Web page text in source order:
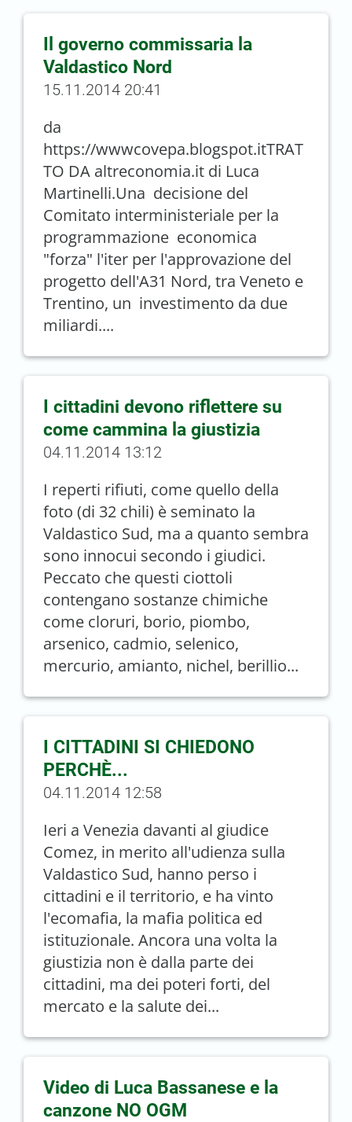
Il governo commissaria la
Valdastico Nord
15.11.2014 20:41
da
https://wwwcovepa.blogspot.itTRAT
TO DA altreconomia.it di Luca
Martinelli.Una decisione del
Comitato interministeriale per la
programmazione economica
"forza" l'iter per l'approvazione del
progetto dell'A31 Nord, tra Veneto e
Trentino, un investimento da due
miliardi....
I cittadini devono riflettere su
come cammina la giustizia
04.11.2014 13:12
I reperti rifiuti, come quello della
foto (di 32 chili) è seminato la
Valdastico Sud, ma a quanto sembra
sono innocui secondo i giudici.
Peccato che questi ciottoli
contengano sostanze chimiche
come cloruri, borio, piombo,
arsenico, cadmio, selenico,
mercurio, amianto, nichel, berillio...
I CITTADINI SI CHIEDONO
PERCHÈ...
04.11.2014 12:58
Ieri a Venezia davanti al giudice
Comez, in merito all'udienza sulla
Valdastico Sud, hanno perso i
cittadini e il territorio, e ha vinto
l'ecomafia, la mafia politica ed
istituzionale. Ancora una volta la
giustizia non è dalla parte dei
cittadini, ma dei poteri forti, del
mercato e la salute dei...
Video di Luca Bassanese e la
canzone NO OGM